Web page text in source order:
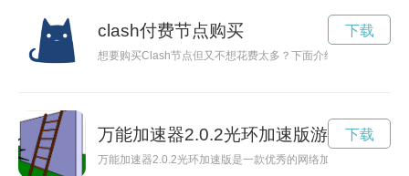
clash付费节点购买
想要购买Clash节点但又不想花费太多？下面介绍最划算的节点
下载
万能加速器2.0.2光环加速版游戏
万能加速器2.0.2光环加速版是一款优秀的网络加速工具，能够
下载